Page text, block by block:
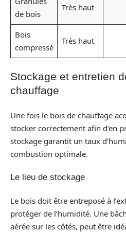
de bois
Très haut
Bois
compressé
Très haut
Stockage et entretien
chauffage
Une fois le bois de chauffage
stocker correctement afin d’en
stockage garantit un taux
combustion optimale.
Le lieu de stockage
Le bois doit être entreposé à
protéger de l’humidité. Une
aérée sur les côtés, peut être